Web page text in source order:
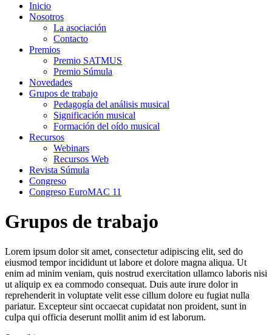
Inicio
Nosotros
La asociación
Contacto
Premios
Premio SATMUS
Premio Súmula
Novedades
Grupos de trabajo
Pedagogía del análisis musical
Significación musical
Formación del oído musical
Recursos
Webinars
Recursos Web
Revista Súmula
Congreso
Congreso EuroMAC 11
Grupos de trabajo
Lorem ipsum dolor sit amet, consectetur adipiscing elit, sed do
eiusmod tempor incididunt ut labore et dolore magna aliqua. Ut
enim ad minim veniam, quis nostrud exercitation ullamco laboris nisi
ut aliquip ex ea commodo consequat. Duis aute irure dolor in
reprehenderit in voluptate velit esse cillum dolore eu fugiat nulla
pariatur. Excepteur sint occaecat cupidatat non proident, sunt in
culpa qui officia deserunt mollit anim id est laborum.